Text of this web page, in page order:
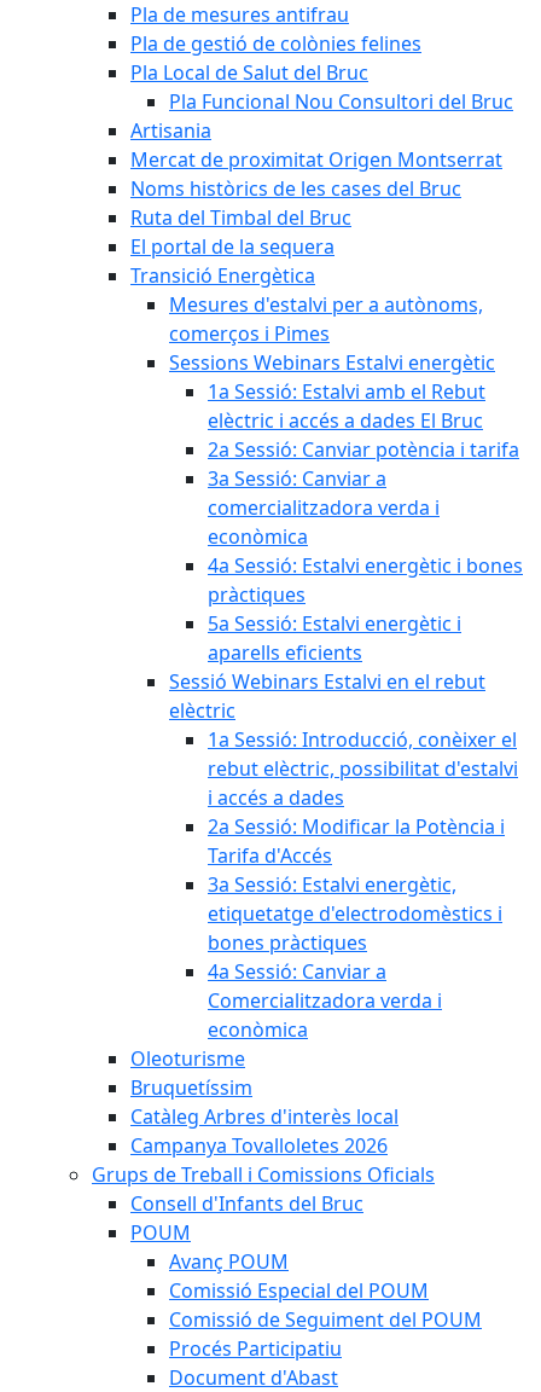
Pla de mesures antifrau
Pla de gestió de colònies felines
Pla Local de Salut del Bruc
Pla Funcional Nou Consultori del Bruc
Artisania
Mercat de proximitat Origen Montserrat
Noms històrics de les cases del Bruc
Ruta del Timbal del Bruc
El portal de la sequera
Transició Energètica
Mesures d'estalvi per a autònoms,
comerços i Pimes
Sessions Webinars Estalvi energètic
1a Sessió: Estalvi amb el Rebut
elèctric i accés a dades El Bruc
2a Sessió: Canviar potència i tarifa
3a Sessió: Canviar a
comercialitzadora verda i
econòmica
4a Sessió: Estalvi energètic i bones
pràctiques
5a Sessió: Estalvi energètic i
aparells eficients
Sessió Webinars Estalvi en el rebut
elèctric
1a Sessió: Introducció, conèixer el
rebut elèctric, possibilitat d'estalvi
i accés a dades
2a Sessió: Modificar la Potència i
Tarifa d'Accés
3a Sessió: Estalvi energètic,
etiquetatge d'electrodomèstics i
bones pràctiques
4a Sessió: Canviar a
Comercialitzadora verda i
econòmica
Oleoturisme
Bruquetíssim
Catàleg Arbres d'interès local
Campanya Tovalloletes 2026
Grups de Treball i Comissions Oficials
Consell d'Infants del Bruc
POUM
Avanç POUM
Comissió Especial del POUM
Comissió de Seguiment del POUM
Procés Participatiu
Document d'Abast